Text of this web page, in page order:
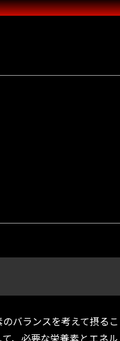
バランスを考えて摂るこ
、必要な栄養素とエネル